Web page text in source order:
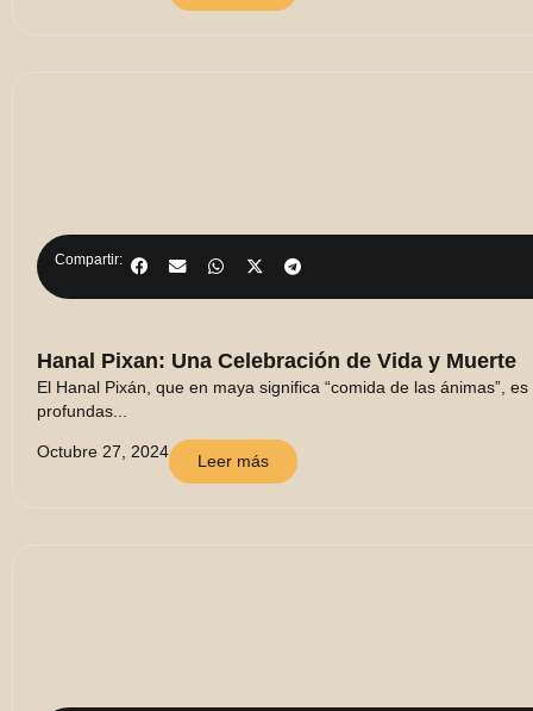
Compartir:
Hanal Pixan: Una Celebración de Vida y Muerte
El Hanal Pixán, que en maya significa “comida de las ánimas”,
profundas...
Octubre 27, 2024 Leer más